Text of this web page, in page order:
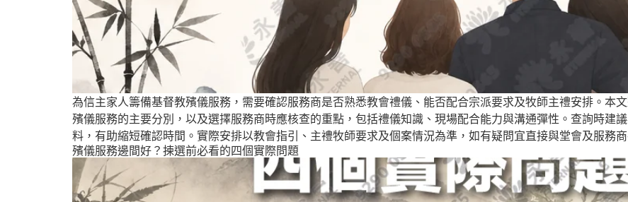
為信主家人籌備基督教殯儀服務，需要確認服務商是否熟悉教會禮儀、能否配合宗派要求及牧師主禮安排。本
殯儀服務的主要分別，以及選擇服務商時應核查的重點，包括禮儀知識、現場配合能力與溝通彈性。查詢時建
料，有助縮短確認時間。實際安排以教會指引、主禮牧師要求及個案情況為準，如有疑問宜直接與堂會及服務商
殯儀服務邊間好？揀選前必看的四個實際問題